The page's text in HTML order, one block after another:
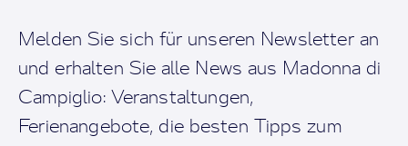
Melden Sie sich für unseren Newsletter an
und erhalten Sie alle News aus Madonna di
Campiglio: Veranstaltungen,
Ferienangebote, die besten Tipps zum